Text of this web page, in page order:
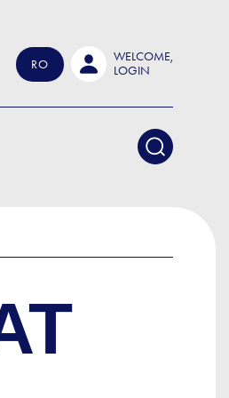
RO
WELCOME,
LOGIN